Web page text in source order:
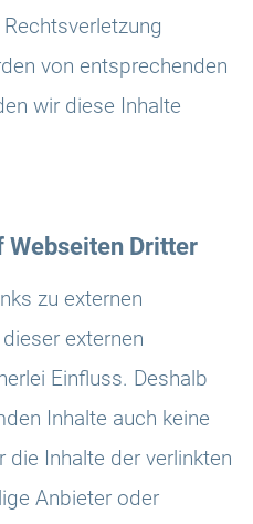
von entsprechenden
wir diese Inhalte
Dritter
zu externen
externen
Einfluss. Deshalb
Inhalte auch keine
die Inhalte der verlinkten
Anbieter oder